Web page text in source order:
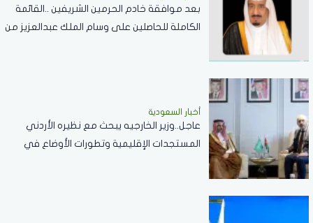
بعد موافقة خادم الحرمين الشريفين ..القائمة
الكاملة للحاصلين على وسام الملك عبدالعزيز من
أخبار السعودية
عاجل..وزير الخارجيه يبحث مع نظيره الأردني
المستجدات الإقليمية وتطورات الأوضاع في